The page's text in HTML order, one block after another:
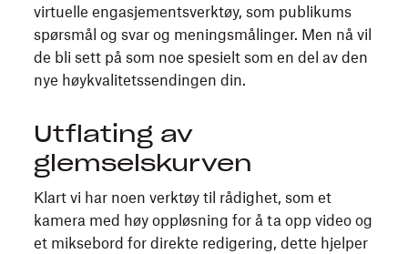
virtuelle engasjementsverktøy, som publikums
spørsmål og svar og meningsmålinger. Men nå vil
de bli sett på som noe spesielt som en del av den
nye høykvalitetssendingen din.
Utflating av
glemselskurven
Klart vi har noen verktøy til rådighet, som et
kamera med høy oppløsning for å ta opp video og
et miksebord for direkte redigering, dette hjelper